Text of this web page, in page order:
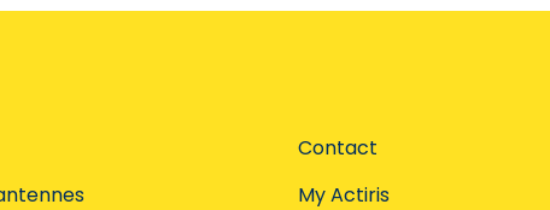
Contact
My Actiris